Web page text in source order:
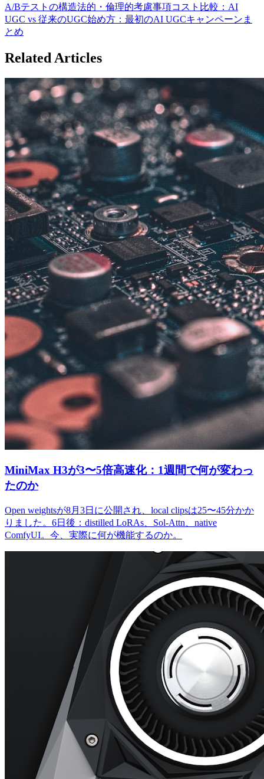
A/Bテストの構造法的・倫理的考慮事項コスト比較：AI
UGC vs 従来のUGC始め方：最初のAI UGCキャンペーン ま
とめ
Related Articles
MiniMax H3が3〜5倍高速化：1週間で何が変わっ
たのか
Open weightsが8月3日に公開され、local clipsは25〜45分かか
りました。6日後：distilled LoRAs、Sol-Attn、native
ComfyUI。今、実際に何が機能するのか。